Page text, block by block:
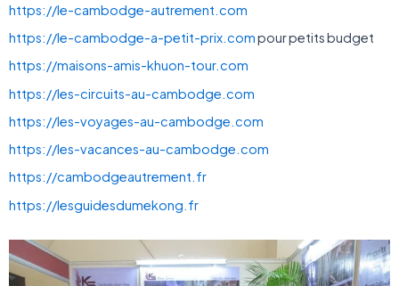
https://le-cambodge-autrement.com
https://le-cambodge-a-petit-prix.compour petits budget
https://maisons-amis-khuon-tour.com
https://les-circuits-au-cambodge.com
https://les-voyages-au-cambodge.com
https://les-vacances-au-cambodge.com
https://cambodgeautrement.fr
https://lesguidesdumekong.fr